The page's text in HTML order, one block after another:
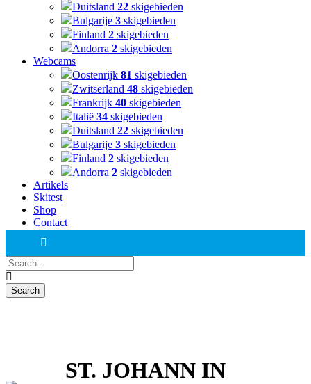
Duitsland 22 skigebieden
Bulgarije 3 skigebieden
Finland 2 skigebieden
Andorra 2 skigebieden
Webcams
Oostenrijk 81 skigebieden
Zwitserland 48 skigebieden
Frankrijk 40 skigebieden
Italië 34 skigebieden
Duitsland 22 skigebieden
Bulgarije 3 skigebieden
Finland 2 skigebieden
Andorra 2 skigebieden
Artikels
Skitest
Shop
Contact
ST. JOHANN IN